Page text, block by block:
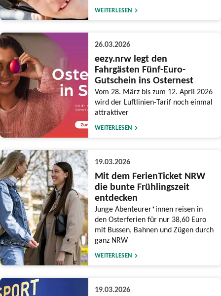
WEITERLESEN
26.03.2026
eezy.nrw legt den
Fahrgästen Fünf-Euro-
Gutschein ins Osternest
Vom 28. März bis zum 12. April 2026
wird der Luftlinien-Tarif noch einmal
attraktiver
WEITERLESEN
19.03.2026
Mit dem FerienTicket NRW
die bunte Frühlingszeit
entdecken
Junge Abenteurer*innen reisen in
den Osterferien für nur 38,60 Euro
mit Bussen, Bahnen und Zügen durch
ganz NRW
WEITERLESEN
19.03.2026